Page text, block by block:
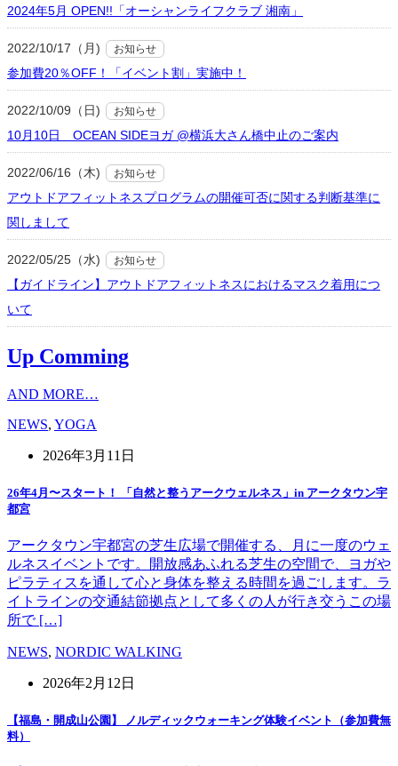
2024年5月 OPEN!!「オーシャンライフクラブ 湘南」
2022/10/17（月) お知らせ
参加費20％OFF！「イベント割」実施中！
2022/10/09（日) お知らせ
10月10日 OCEAN SIDEヨガ @横浜大さん橋中止のご案内
2022/06/16（木) お知らせ
アウトドアフィットネスプログラムの開催可否に関する判断基準に
関しまして
2022/05/25（水) お知らせ
【ガイドライン】アウトドアフィットネスにおけるマスク着用につ
いて
Up Comming
AND MORE…
NEWS, YOGA
2026年3月11日
26年4月〜スタート！ 「自然と整うアークウェルネス」in アークタウン宇
都宮
アークタウン宇都宮の芝生広場で開催する、月に一度のウェ
ルネスイベントです。開放感あふれる芝生の空間で、ヨガや
ピラティスを通して心と身体を整える時間を過ごします。ラ
イトラインの交通結節拠点として多くの人が行き交うこの場
所で […]
NEWS, NORDIC WALKING
2026年2月12日
【福島・開成山公園】 ノルディックウォーキング体験イベント（参加費無
料）